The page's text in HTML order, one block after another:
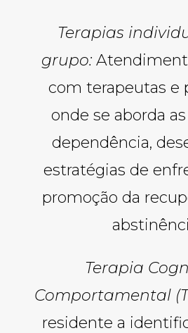
Terapias
grupo:
com terapeutas e
onde se aborda
dependência,
estratégias de
promoção da
Terapia
Comportamental
residente a